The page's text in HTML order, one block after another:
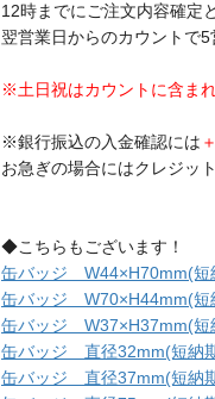
12時までにご注文内容確定
翌営業日からのカウントで
※土日祝はカウントに含ま
※銀行振込の入金確認には
お急ぎの場合にはクレジッ
◆こちらもございます！
缶バッジ W44×H70mm(短
缶バッジ W70×H44mm(短
缶バッジ W37×H37mm(短
缶バッジ 直径32mm(短納
缶バッジ 直径37mm(短納